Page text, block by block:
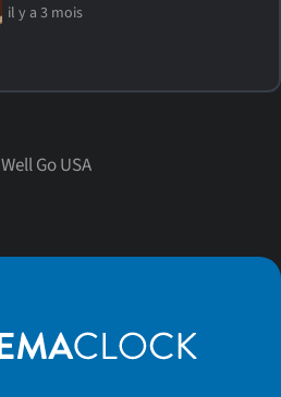
il y a 3 mois
Well Go USA